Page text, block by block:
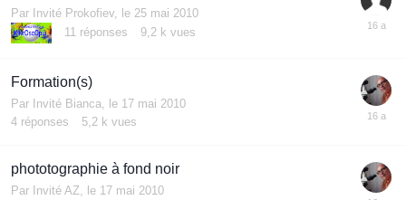
Par Invité Prokofiev, le 25 mai 2010
11 réponses 9,2 k vues
Formation(s)
Par Invité Bianca, le 17 mai 2010
4 réponses 5,2 k vues
phototographie à fond noir
Par Invité AZ, le 17 mai 2010